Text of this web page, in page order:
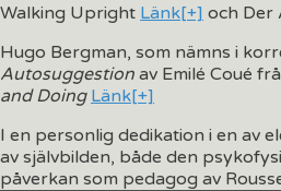
Walking Upright Länk[+] och Der
Hugo Bergman, som nämns i
Autosuggestion av Emilé Coué
and Doing Länk[+]
I en personlig dedikation i en av
av självbilden, både den
påverkan som pedagog av